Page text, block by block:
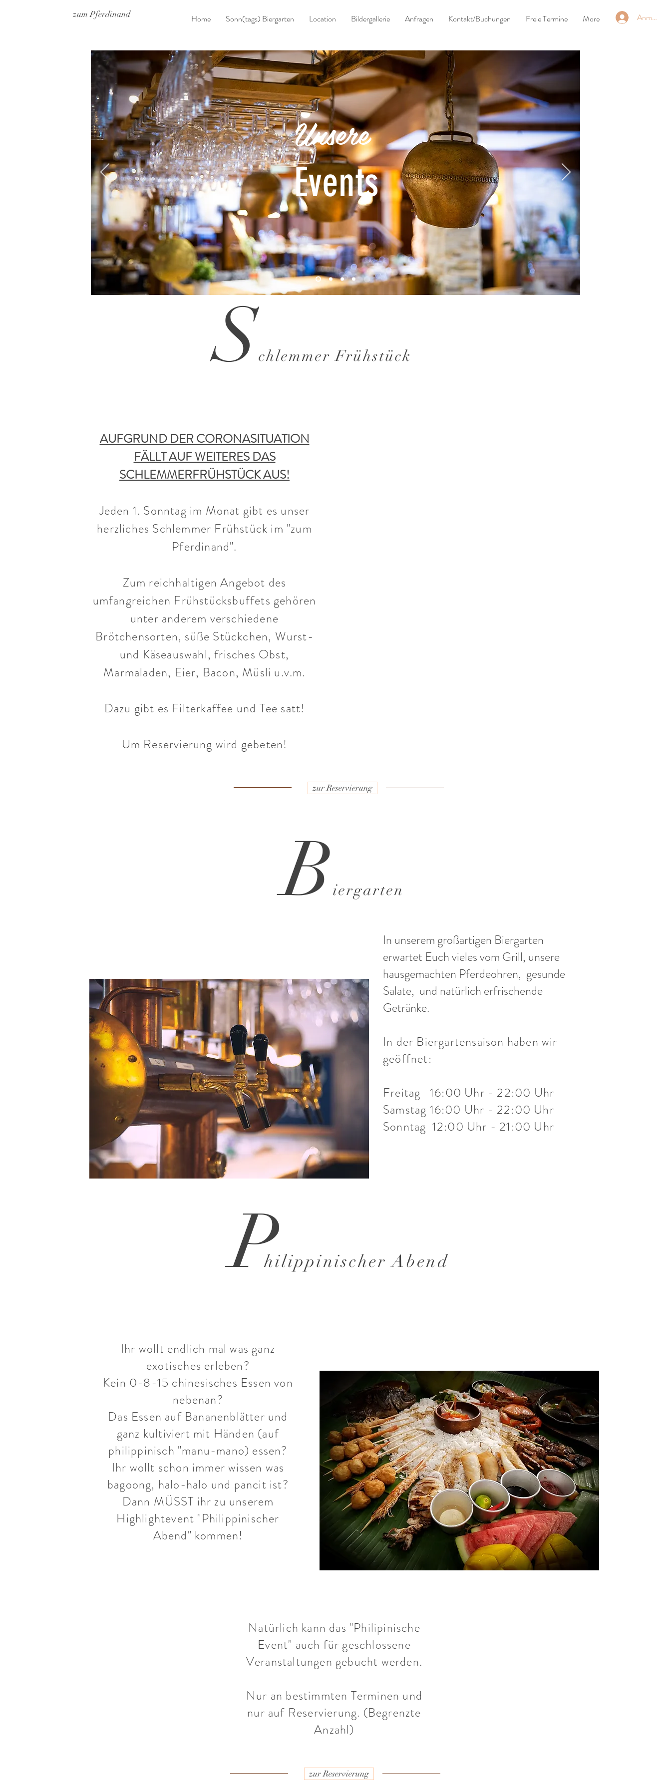
zum Pferdinand Home Sonn(tags) Biergarten Location Bildergallerie Anfragen Kontakt/Buchungen Freie Termine More Anmelden
Unsere
Events
Schlemmer Frühstück
AUFGRUND DER CORONASITUATION
FÄLLT AUF WEITERES DAS
SCHLEMMERFRÜHSTÜCK AUS!
Jeden 1. Sonntag im Monat gibt es unser
herzliches Schlemmer Frühstück im "zum
Pferdinand".
Zum reichhaltigen Angebot des
umfangreichen Frühstücksbuffets gehören
unter anderem verschiedene
Brötchensorten, süße Stückchen, Wurst-
und Käseauswahl, frisches Obst,
Marmaladen, Eier, Bacon, Müsli u.v.m.
Dazu gibt es Filterkaffee und Tee satt!
Um Reservierung wird gebeten!
zur Reservierung
Biergarten
In unserem großartigen Biergarten
erwartet Euch vieles vom Grill, unsere
hausgemachten Pferdeohren, gesunde
Salate, und natürlich erfrischende
Getränke.
In der Biergartensaison haben wir
geöffnet:
Freitag 16:00 Uhr - 22:00 Uhr
Samstag 16:00 Uhr - 22:00 Uhr
Sonntag 12:00 Uhr - 21:00 Uhr
Philippinischer Abend
Ihr wollt endlich mal was ganz
exotisches erleben?
Kein 0-8-15 chinesisches Essen von
nebenan?
Das Essen auf Bananenblätter und
ganz kultiviert mit Händen (auf
philippinisch "manu-mano) essen?
Ihr wollt schon immer wissen was
bagoong, halo-halo und pancit ist?
Dann MÜSST ihr zu unserem
Highlightevent "Philippinischer
Abend" kommen!
Natürlich kann das "Philipinische
Event" auch für geschlossene
Veranstaltungen gebucht werden.
Nur an bestimmten Terminen und
nur auf Reservierung. (Begrenzte
Anzahl)
zur Reservierung